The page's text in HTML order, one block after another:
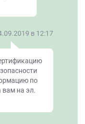
в 12:17
по
на эл.